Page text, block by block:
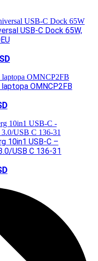
USB-C Dock 65W,
OMNCP2FB
10in1 USB-C –
USB C 136-31